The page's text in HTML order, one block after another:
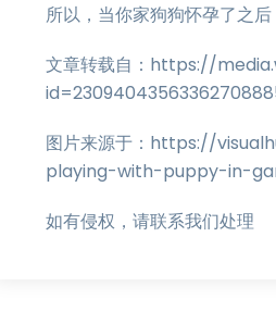
所以，当你家狗狗怀孕了之
文章转载自：https://
图片来源于：https://
playing-with-puppy-in-
如有侵权，请联系我们处理